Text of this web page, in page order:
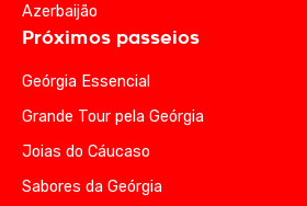
Azerbaijão
Próximos passeios
Geórgia Essencial
Grande Tour pela Geórgia
Joias do Cáucaso
Sabores da Geórgia